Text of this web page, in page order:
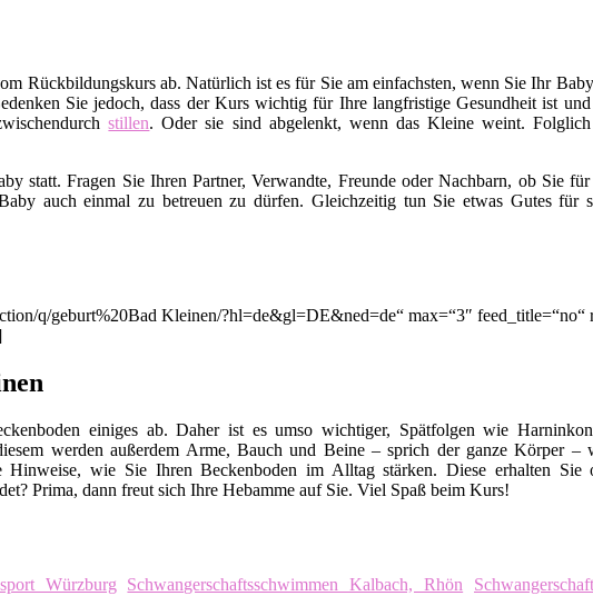
Rückbildungskurs ab. Natürlich ist es für Sie am einfachsten, wenn Sie Ihr
Sie jedoch, dass der Kurs wichtig für Ihre langfristige Gesundheit ist
stillen. Oder sie sind abgelenkt, wenn das Kleine weint.
statt. Fragen Sie Ihren Partner, Verwandte, Freunde oder Nachbarn, ob Sie
auch einmal zu betreuen zu dürfen. Gleichzeitig tun Sie etwas Gutes
q/geburt%20Bad Kleinen/?hl=de&gl=DE&ned=de“ max=“3″ feed_title=“no“
einiges ab. Daher ist es umso wichtiger, Spätfolgen wie
werden außerdem Arme, Bauch und Beine – sprich der ganze Körper –
Hinweise, wie Sie Ihren Beckenboden im Alltag stärken. Diese erhalten Sie
Prima, dann freut sich Ihre Hebamme auf Sie. Viel Spaß beim Kurs!
Würzburg Schwangerschaftsschwimmen Kalbach, Rhön